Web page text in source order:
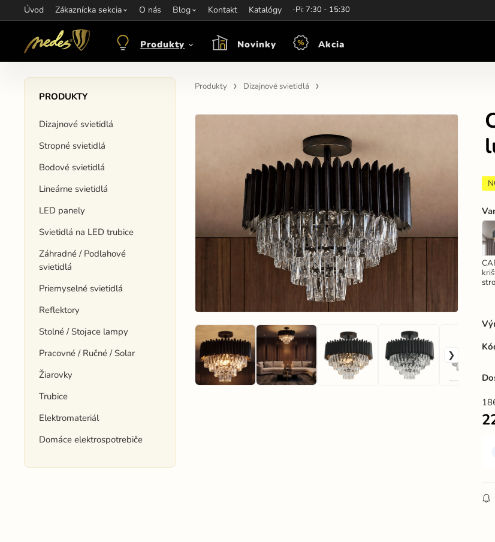
Úvod Zákaznícka sekcia O nás Blog Kontakt Katalógy
Informácie:info@nedes.sk Kontakt:+421 907 263 473Otváracie hodiny: Po-Pi: 7:30 - 15:30
Produkty Novinky Akcia
PRODUKTY
Dizajnové svietidlá
Stropné svietidlá
Bodové svietidlá
Lineárne svietidlá
LED panely
Svietidlá na LED trubice
Záhradné / Podlahové
svietidlá
Priemyselné svietidlá
Reflektory
Stolné / Stojace lampy
Pracovné / Ručné / Solar
Žiarovky
Trubice
Elektromateriál
Domáce elektrospotrebiče
Produkty Dizajnové svietidlá